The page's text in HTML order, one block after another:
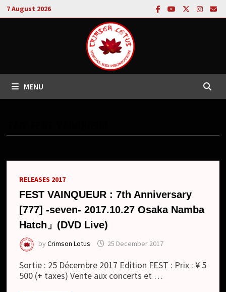
Skip
to
7 August 2026
MENU
RELEASES 2017
FEST VAINQUEUR : 7th Anniversary
[777] -seven- 2017.10.27 Osaka Namba
Hatch」(DVD Live)
byCrimson Lotus 25 December 2017
Sortie : 25 Décembre 2017 Edition FEST : Prix : ¥ 5
500 (+ taxes) Vente aux concerts et …